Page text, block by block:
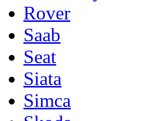
Rover
Saab
Seat
Siata
Simca